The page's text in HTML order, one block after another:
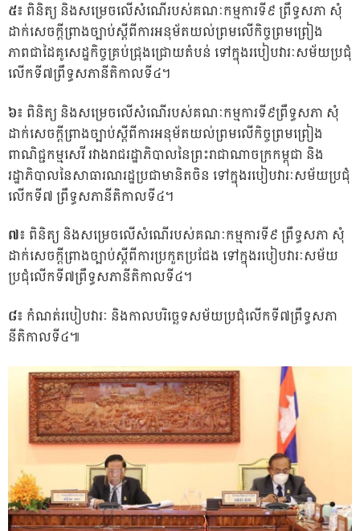
៥៖ ពិនិត្យ និងសម្រេចលើសំណើរបស់គណៈកម្មការទី៩ ព្រឹទ្ធសភា សុំ
ដាក់សេចក្តីព្រាងច្បាប់ស្ដីពីការអនុម័តយល់ព្រមលើកិច្ចព្រមព្រៀង
ភាពជាដៃគូសេដ្ឋកិច្ចគ្រប់ជ្រុងជ្រោយតំបន់ ទៅក្នុងរបៀបវារៈសម័យប្រជុំ
លើកទី៧ព្រឹទ្ធសភានីតិកាលទី៤។
៦៖ ពិនិត្យ និងសម្រេចលើសំណើរបស់គណៈកម្មការទី៩ព្រឹទ្ធសភា សុំ
ដាក់សេចក្តីព្រាងច្បាប់ស្តីពីការអនុម័តយល់ព្រមលើកិច្ចព្រមព្រៀង
ពាណិជ្ជកម្មសេរី រវាងរាជរដ្ឋាភិបាលនៃព្រះរាជាណាចក្រកម្ពុជា និង
រដ្ឋាភិបាលនៃសាធារណរដ្ឋប្រជាមានិតចិន ទៅក្នុងរបៀបវារៈសម័យប្រជុំ
លើកទី៧ ព្រឹទ្ធសភានីតិកាលទី៤។
៧៖ ពិនិត្យ និងសម្រេចលើសំណើរបស់គណៈកម្មការទី៩ ព្រឹទ្ធសភា សុំ
ដាក់សេចក្តីព្រាងច្បាប់ស្តីពីការប្រកួតប្រជែង ទៅក្នុងរបៀបវារៈសម័យ
ប្រជុំលើកទី៧ព្រឹទ្ធសភានីតិកាលទី៤។
៨៖ កំណត់របៀបវារៈ និងកាលបរិច្ឆេទសម័យប្រជុំលើកទី៧ព្រឹទ្ធសភា
នីតិកាលទី៤៕